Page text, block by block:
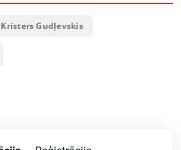
Kristers Gudļevskis